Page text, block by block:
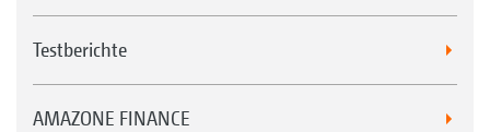
Testberichte
AMAZONE FINANCE